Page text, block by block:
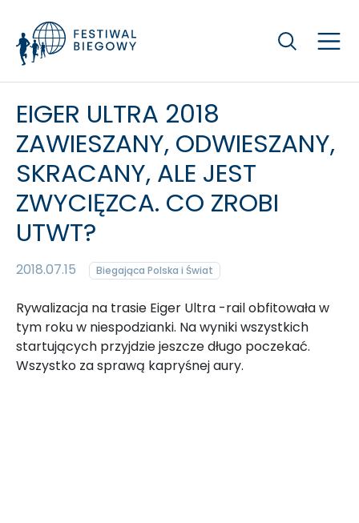
Szukaj
EIGER ULTRA 2018
ZAWIESZANY, ODWIESZANY,
SKRACANY, ALE JEST
ZWYCIĘZCA. CO ZROBI
UTWT?
2018.07.15 Biegająca Polska i Świat
Rywalizacja na trasie Eiger Ultra -rail obfitowała w
tym roku w niespodzianki. Na wyniki wszystkich
startujących przyjdzie jeszcze długo poczekać.
Wszystko za sprawą kapryśnej aury.